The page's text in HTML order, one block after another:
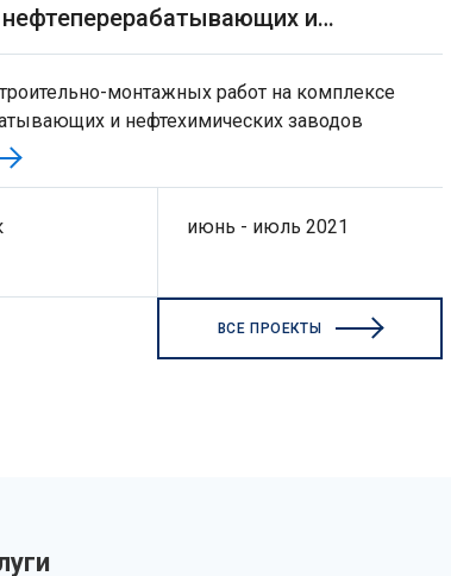
и
заводов
монтажных работ на комплексе
и нефтехимических заводов
июнь - июль 2021
ВСЕ ПРОЕКТЫ